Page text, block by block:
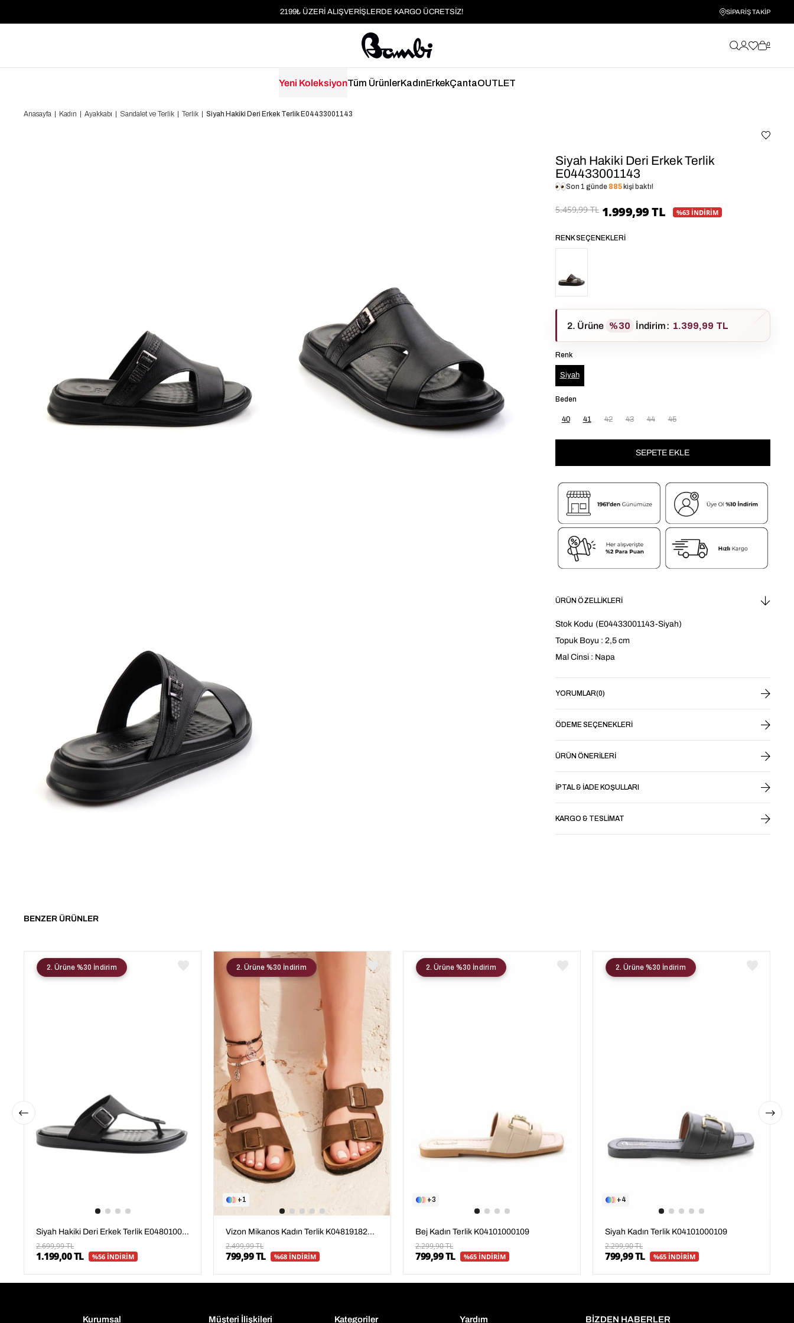
MOBİL UYGULAMAYA ÖZEL İLK ALIŞVERİŞİNİZE %5 İNDİRİM
HER SİPARİŞTE %2 PARAPUAN
2199₺ ÜZERİ ALIŞVERİŞLERDE KARGO ÜCRETSİZ!
SİPARİŞ TAKİP
0
Yeni KoleksiyonTüm ÜrünlerKadınErkekÇantaOUTLET
Anasayfa Kadın Ayakkabı Sandalet ve Terlik Terlik Siyah Hakiki Deri Erkek Terlik E04433001143
Siyah Hakiki Deri Erkek Terlik
E04433001143
Son 1 günde 885kişi baktı!
5.459,99 TL 1.999,99 TL %63 İNDİRİM
RENK SEÇENEKLERI
2. Ürüne %30 İndirim: 1.399,99 TL
Renk
Siyah
Beden
40 41 42 43 44 45
ÜRÜN ÖZELLIKLERI
Stok Kodu (E04433001143-Siyah)
Topuk Boyu : 2,5 cm
Mal Cinsi : Napa
YORUMLAR(0)
ÖDEME SEÇENEKLERI
ÜRÜN ÖNERILERI
İPTAL & İADE KOŞULLARI
KARGO & TESLIMAT
BENZER ÜRÜNLER
Siyah Hakiki Deri Erkek Terlik E04801000503
2.699,99 TL
1.199,00 TL %56 İNDİRİM
2. Ürüne %30 İndirim
1
Vizon Mikanos Kadın Terlik K04819182271
2.499,99 TL
799,99 TL %68 İNDİRİM
2. Ürüne %30 İndirim
3
Bej Kadın Terlik K04101000109
2.299,90 TL
799,99 TL %65 İNDİRİM
2. Ürüne %30 İndirim
4
Siyah Kadın Terlik K04101000109
2.299,90 TL
799,99 TL %65 İNDİRİM
2. Ürüne %30 İndirim
Kurumsal Müşteri İlişkileri Kategoriler Yardım BİZDEN HABERLER